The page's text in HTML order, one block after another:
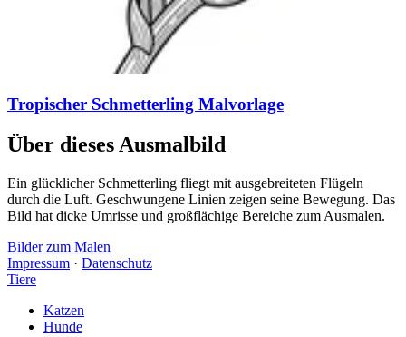
Tropischer Schmetterling Malvorlage
Über dieses Ausmalbild
Ein glücklicher Schmetterling fliegt mit ausgebreiteten Flügeln
durch die Luft. Geschwungene Linien zeigen seine Bewegung. Das
Bild hat dicke Umrisse und großflächige Bereiche zum Ausmalen.
Bilder zum Malen
Impressum · Datenschutz
Tiere
Katzen
Hunde